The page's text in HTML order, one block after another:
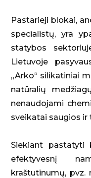
Pastarieji blokai,
specialistų, yra
statybos
Lietuvoje
„Arko“ silikatiniai
natūralių
nenaudojami
sveikatai saugios ir
Siekiant pastatyti
efektyvesnį
kraštutinumų,